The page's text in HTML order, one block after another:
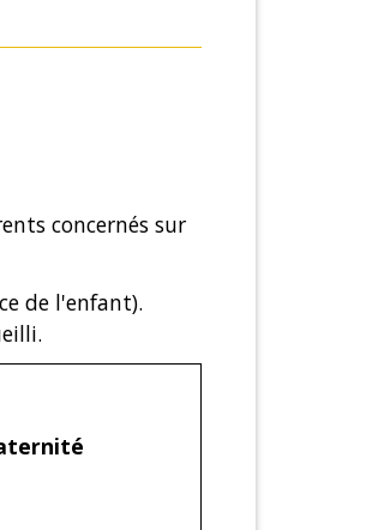
concernés sur
de l'enfant).